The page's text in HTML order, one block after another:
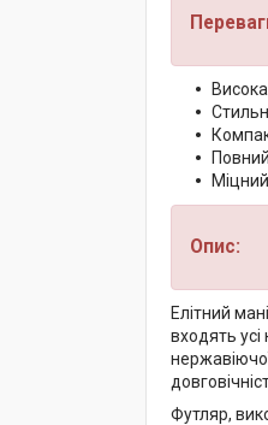
Висока
Опис:
Елітний
входять усі
Футляр,